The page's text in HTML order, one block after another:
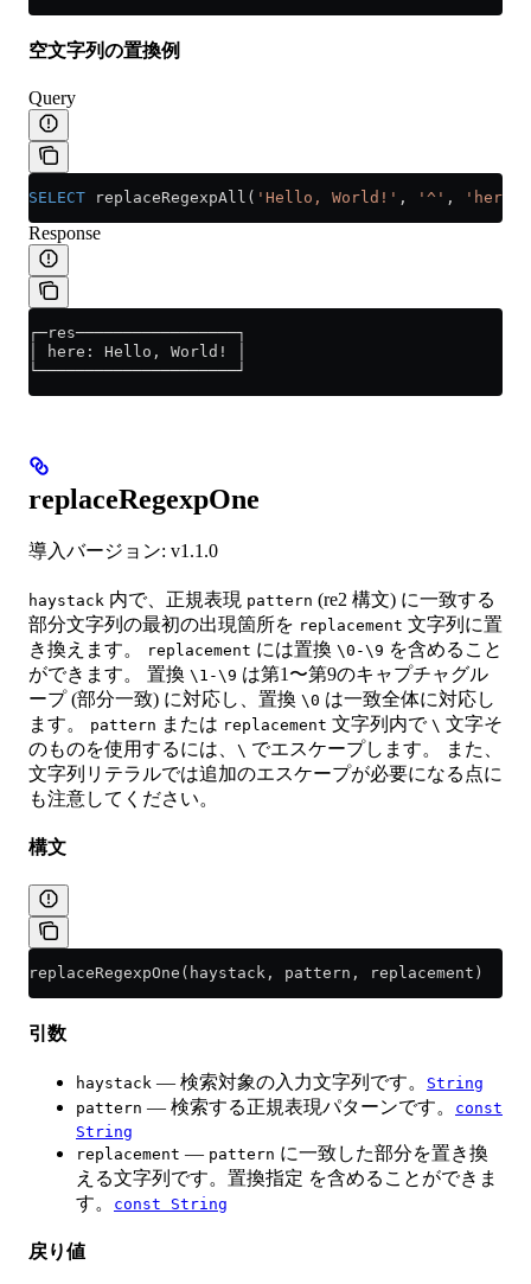
空文字列の置換例
Query
SELECT replaceRegexpAll( 'Hello, World!' , '^' ,
Response
┌─res─────────────────┐
│ here: Hello, World! │
└─────────────────────┘
replaceRegexpOne
導入バージョン: v1.1.0
haystack 内で、正規表現 pattern (re2 構文) に一致する
部分文字列の最初の出現箇所を replacement 文字列に置
き換えます。
replacement には置換 \0-\9 を含めること
ができます。 置換 \1-\9 は第1〜第9のキャプチャグル
ープ (部分一致) に対応し、置換 \0 は一致全体に対応し
ます。
pattern または replacement 文字列内で \ 文字そ
のものを使用するには、 \ でエスケープします。 また、
文字列リテラルでは追加のエスケープが必要になる点に
も注意してください。
構文
replaceRegexpOne(haystack, pattern, replacement)
引数
haystack — 検索対象の入力文字列です。
String
pattern — 検索する正規表現パターンです。
const
String
replacement — pattern に一致した部分を置き換
える文字列です。置換指定 を含めることができま
す。
const String
戻り値